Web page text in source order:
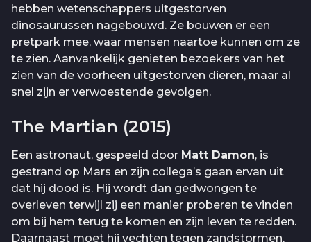
hebben wetenschappers uitgestorven
dinosaurussen nagebouwd. Ze bouwen er een
pretpark mee, waar mensen naartoe kunnen om ze
te zien. Aanvankelijk genieten bezoekers van het
zien van de voorheen uitgestorven dieren, maar al
snel zijn er verwoestende gevolgen.
The Martian (2015)
Een astronaut, gespeeld door Matt Damon, is
gestrand op Mars en zijn collega’s gaan ervan uit
dat hij dood is. Hij wordt dan gedwongen te
overleven terwijl zij een manier proberen te vinden
om bij hem terug te komen en zijn leven te redden.
Daarnaast moet hij vechten tegen zandstormen,